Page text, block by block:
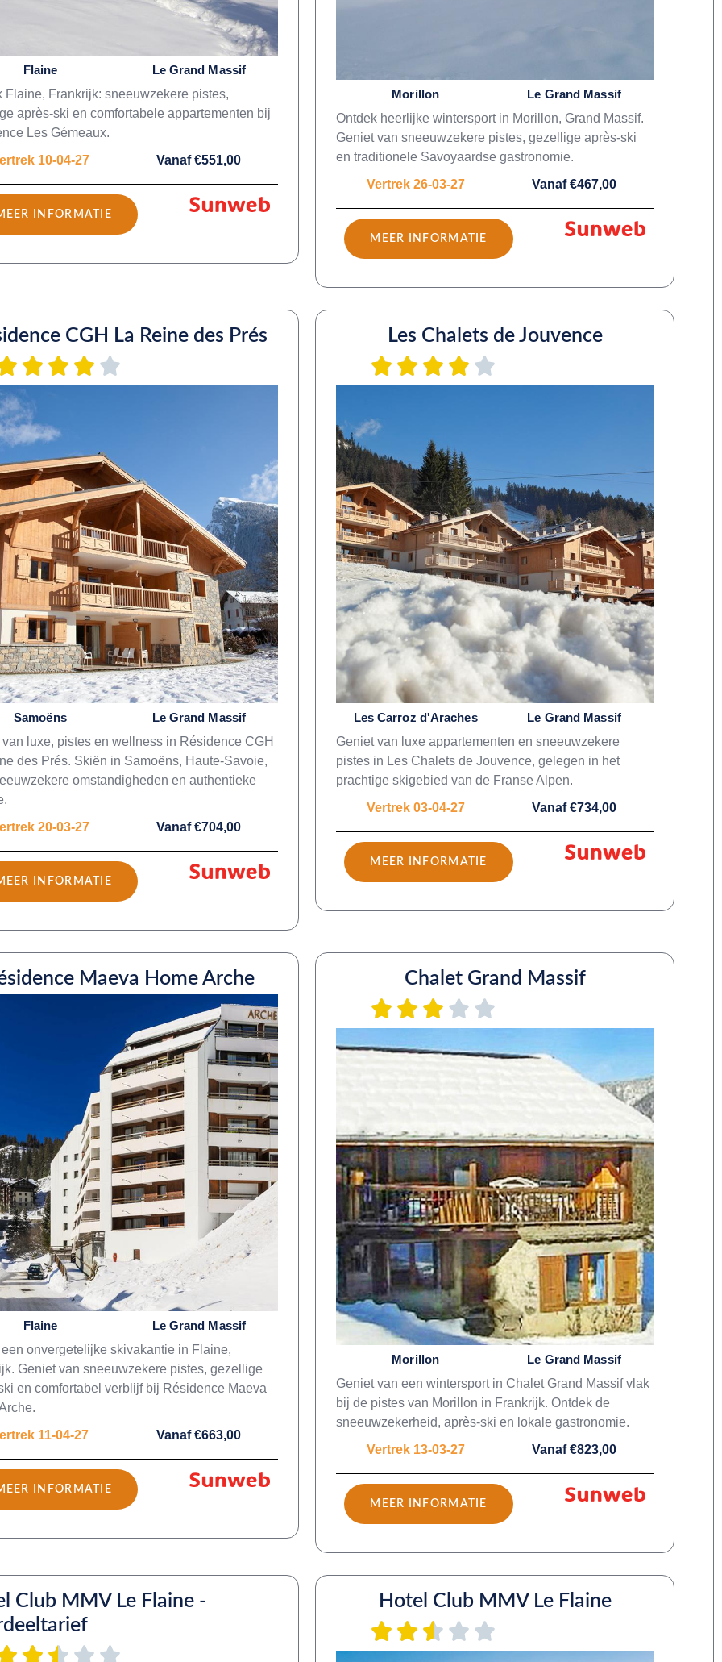
Flaine
Le Grand Massif
Flaine, Frankrijk: sneeuwzekere pistes,
après-ski en comfortabele appartementen bij
Les Gémeaux.
10-04-27
Vanaf €551,00
INFORMATIE
Morillon
Le Grand Massif
Ontdek heerlijke wintersport in Morillon, Grand Massif.
Geniet van sneeuwzekere pistes, gezellige après-ski
en traditionele Savoyaardse gastronomie.
Vertrek 26-03-27
Vanaf €467,00
MEER INFORMATIE
CGH La Reine des Prés
Samoëns
Le Grand Massif
luxe, pistes en wellness in Résidence CGH
des Prés. Skiën in Samoëns, Haute-Savoie,
omstandigheden en authentieke
20-03-27
Vanaf €704,00
INFORMATIE
Les Chalets de Jouvence
Les Carroz d'Araches
Le Grand Massif
Geniet van luxe appartementen en sneeuwzekere
pistes in Les Chalets de Jouvence, gelegen in het
prachtige skigebied van de Franse Alpen.
Vertrek 03-04-27
Vanaf €734,00
MEER INFORMATIE
Maeva Home Arche
Flaine
Le Grand Massif
onvergetelijke skivakantie in Flaine,
Geniet van sneeuwzekere pistes, gezellige
en comfortabel verblijf bij Résidence Maeva
11-04-27
Vanaf €663,00
INFORMATIE
Chalet Grand Massif
Morillon
Le Grand Massif
Geniet van een wintersport in Chalet Grand Massif vlak
bij de pistes van Morillon in Frankrijk. Ontdek de
sneeuwzekerheid, après-ski en lokale gastronomie.
Vertrek 13-03-27
Vanaf €823,00
MEER INFORMATIE
Club MMV Le Flaine -
Hotel Club MMV Le Flaine